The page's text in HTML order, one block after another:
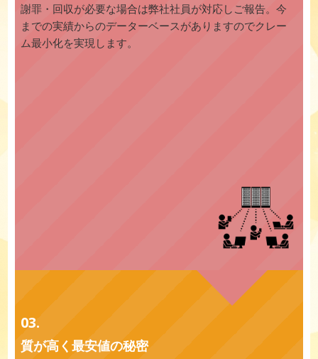
謝罪・回収が必要な場合は弊社社員が対応しご報告。今
までの実績からのデーターベースがありますのでクレー
ム最小化を実現します。
03.
質が高く最安値の秘密